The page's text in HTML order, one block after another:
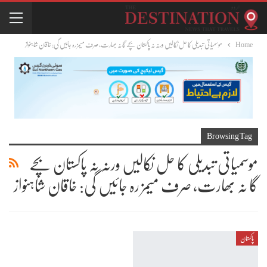
Home موسمیاتی تبدیلی کا حل نکالیں ورنہ نہ پاکستان بچے گا نہ بھارت، صرف میمز رہ جائیں گی: خاقان شاہنواز
Browsing Tag
موسمیاتی تبدیلی کا حل نکالیں ورنہ نہ پاکستان بچے
گا نہ بھارت، صرف میمز رہ جائیں گی: خاقان شاہنواز
پاکستان